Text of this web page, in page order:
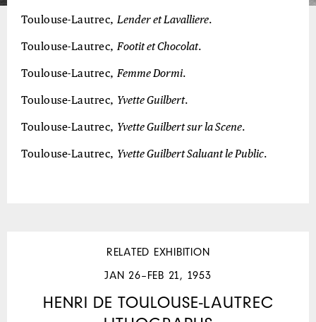
Toulouse-Lautrec,Lender et Lavalliere.
Toulouse-Lautrec,Footit et Chocolat.
Toulouse-Lautrec,Femme Dormi.
Toulouse-Lautrec, Yvette Guilbert.
Toulouse-Lautrec, Yvette Guilbert sur la Scene.
Toulouse-Lautrec, Yvette Guilbert Saluant le Public.
RELATED EXHIBITION
JAN 26–FEB 21, 1953
HENRI DE TOULOUSE-LAUTREC